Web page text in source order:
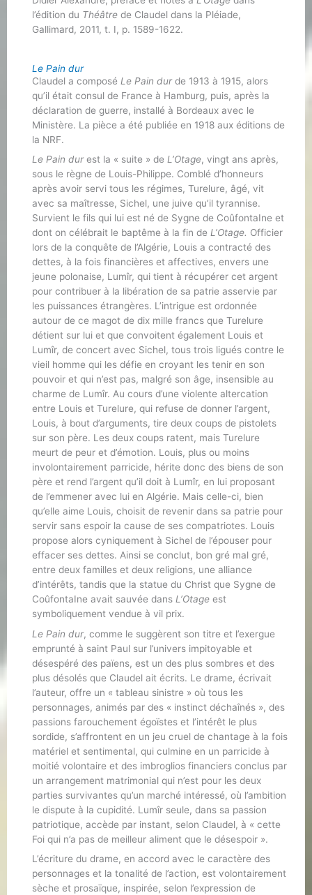
l’édition du Théâtre de Claudel dans la Pléiade,
Gallimard, 2011, t. I, p. 1589-1622.
Le Pain dur
Claudel a composé Le Pain durde 1913 à 1915, alors
qu’il était consul de France à Hamburg, puis, après la
déclaration de guerre, installé à Bordeaux avec le
Ministère. La pièce a été publiée en 1918 aux éditions de
la NRF.
Le Pain durest la « suite » de L’Otage, vingt ans après,
sous le règne de Louis-Philippe. Comblé d’honneurs
après avoir servi tous les régimes, Turelure, âgé, vit
avec sa maîtresse, Sichel, une juive qu’il tyrannise.
Survient le fils qui lui est né de Sygne de CoûfontaIne et
dont on célébrait le baptême à la fin de L’Otage. Officier
lors de la conquête de l’Algérie, Louis a contracté des
dettes, à la fois financières et affectives, envers une
jeune polonaise, Lumîr, qui tient à récupérer cet argent
pour contribuer à la libération de sa patrie asservie par
les puissances étrangères. L’intrigue est ordonnée
autour de ce magot de dix mille francs que Turelure
détient sur lui et que convoitent également Louis et
Lumîr, de concert avec Sichel, tous trois ligués contre le
vieil homme qui les défie en croyant les tenir en son
pouvoir et qui n’est pas, malgré son âge, insensible au
charme de Lumîr. Au cours d’une violente altercation
entre Louis et Turelure, qui refuse de donner l’argent,
Louis, à bout d’arguments, tire deux coups de pistolets
sur son père. Les deux coups ratent, mais Turelure
meurt de peur et d’émotion. Louis, plus ou moins
involontairement parricide, hérite donc des biens de son
père et rend l’argent qu’il doit à Lumîr, en lui proposant
de l’emmener avec lui en Algérie. Mais celle-ci, bien
qu’elle aime Louis, choisit de revenir dans sa patrie pour
servir sans espoir la cause de ses compatriotes. Louis
propose alors cyniquement à Sichel de l’épouser pour
effacer ses dettes. Ainsi se conclut, bon gré mal gré,
entre deux familles et deux religions, une alliance
d’intérêts, tandis que la statue du Christ que Sygne de
CoûfontaIne avait sauvée dans L’Otage est
symboliquement vendue à vil prix.
Le Pain dur, comme le suggèrent son titre et l’exergue
emprunté à saint Paul sur l’univers impitoyable et
désespéré des païens, est un des plus sombres et des
plus désolés que Claudel ait écrits. Le drame, écrivait
l’auteur, offre un « tableau sinistre » où tous les
personnages, animés par des « instinct déchaînés », des
passions farouchement égoïstes et l’intérêt le plus
sordide, s’affrontent en un jeu cruel de chantage à la fois
matériel et sentimental, qui culmine en un parricide à
moitié volontaire et des imbroglios financiers conclus par
un arrangement matrimonial qui n’est pour les deux
parties survivantes qu’un marché intéressé, où l’ambition
le dispute à la cupidité. Lumîr seule, dans sa passion
patriotique, accède par instant, selon Claudel, à « cette
Foi qui n’a pas de meilleur aliment que le désespoir ».
L’écriture du drame, en accord avec le caractère des
personnages et la tonalité de l’action, est volontairement
sèche et prosaïque, inspirée, selon l’expression de